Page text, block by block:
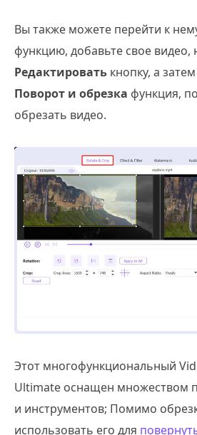
Вы также можете перейти к
функцию, добавьте свое
Редактировать кнопку, а
Поворот и обрезка функция,
обрезать видео.
Этот многофункциональный
Ultimate оснащен множеством
и инструментов; Помимо
использовать его для